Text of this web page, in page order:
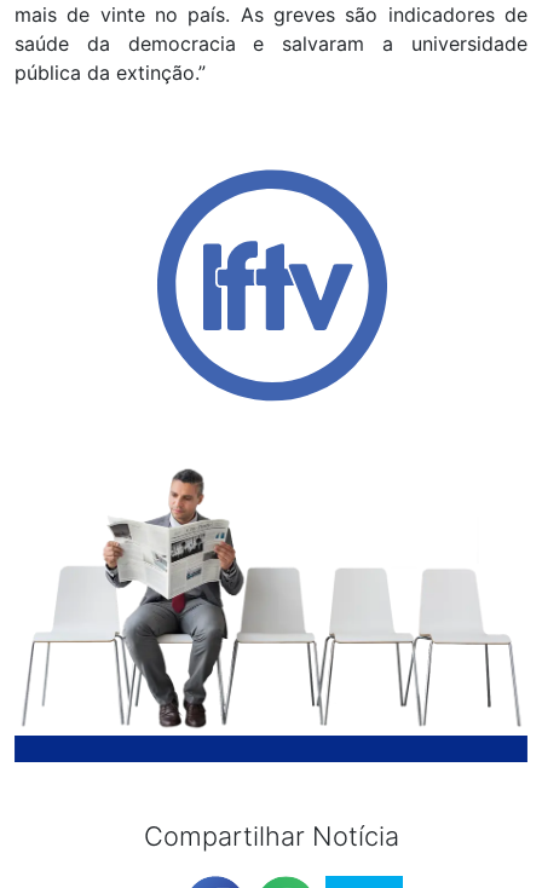
mais de vinte no país. As greves são indicadores de
saúde da democracia e salvaram a universidade
pública da extinção.”
Compartilhar Notícia